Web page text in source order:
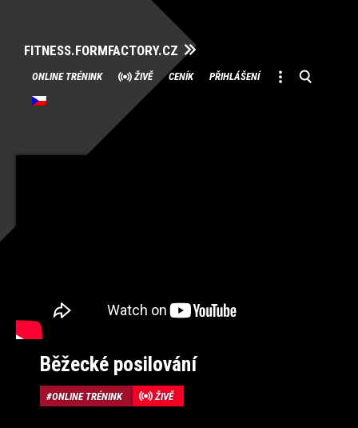
FITNESS.FORMFACTORY.CZ
Přeskočit
na
obsah
ONLINE TRÉNINK ŽIVĚ CENÍK PŘIHLÁŠENÍ
Běžecké posilování
ONLINE TRÉNINK ŽIVĚ